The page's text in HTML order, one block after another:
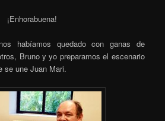
¡Enhorabuena!
habíamos quedado con ganas de
Bruno y yo preparamos el escenario
se une Juan Mari.